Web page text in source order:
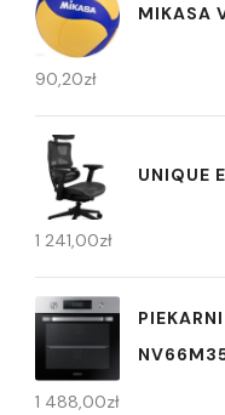
MIKASA
90,20zł
UNIQUE
1 241,00zł
1 488,00zł